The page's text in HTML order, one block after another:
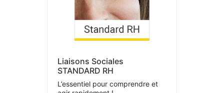
Liaisons Sociales
STANDARD RH
L’essentiel pour comprendre et